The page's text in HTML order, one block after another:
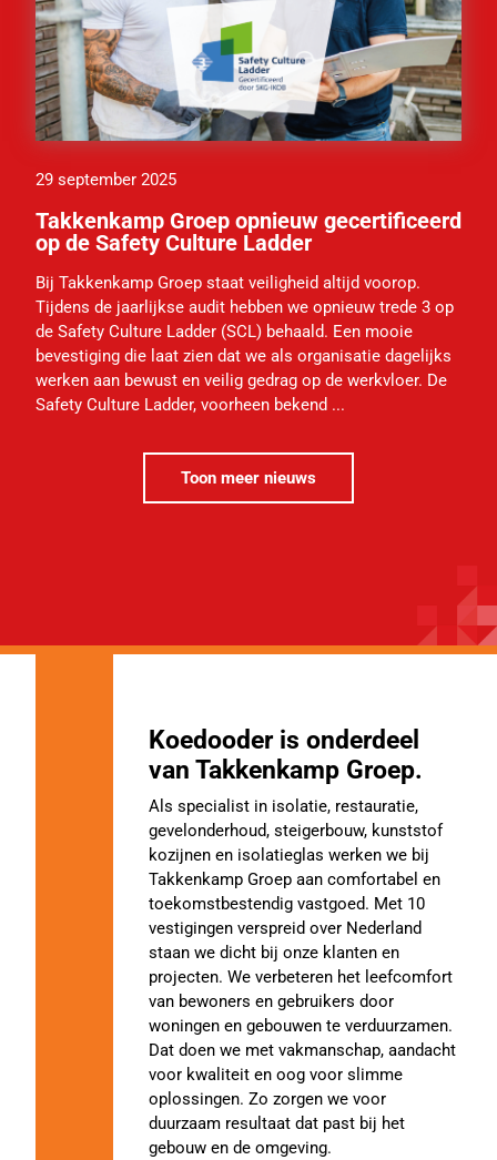
29 september 2025
Takkenkamp Groep opnieuw gecertificeerd
op de Safety Culture Ladder
Bij Takkenkamp Groep staat veiligheid altijd voorop.
Tijdens de jaarlijkse audit hebben we opnieuw trede 3 op
de Safety Culture Ladder (SCL) behaald. Een mooie
bevestiging die laat zien dat we als organisatie dagelijks
werken aan bewust en veilig gedrag op de werkvloer. De
Safety Culture Ladder, voorheen bekend ...
Toon meer nieuws
Koedooder is onderdeel
van Takkenkamp Groep.
Als specialist in isolatie, restauratie,
gevelonderhoud, steigerbouw, kunststof
kozijnen en isolatieglas werken we bij
Takkenkamp Groep aan comfortabel en
toekomstbestendig vastgoed. Met 10
vestigingen verspreid over Nederland
staan we dicht bij onze klanten en
projecten. We verbeteren het leefcomfort
van bewoners en gebruikers door
woningen en gebouwen te verduurzamen.
Dat doen we met vakmanschap, aandacht
voor kwaliteit en oog voor slimme
oplossingen. Zo zorgen we voor
duurzaam resultaat dat past bij het
gebouw en de omgeving.